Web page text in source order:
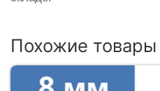
Похожие товары